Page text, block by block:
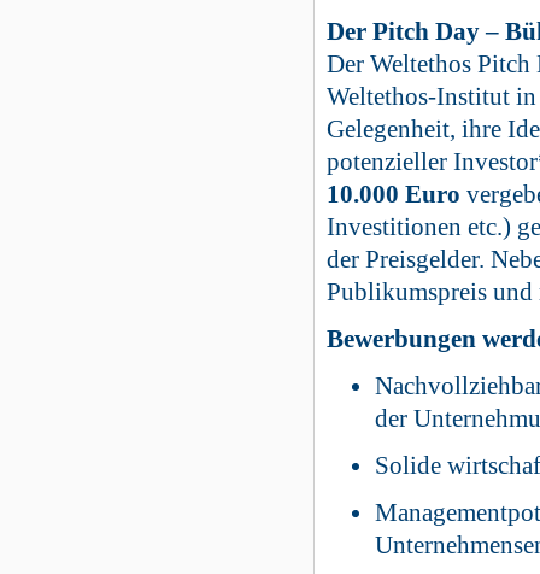
Der Pitch Day –
Der Weltethos
Weltethos-Institut
Gelegenheit, ihre
potenzieller
10.000 Euro
Investitionen etc.)
der Preisgelder.
Publikumspreis und
Bewerbungen
der
Solide